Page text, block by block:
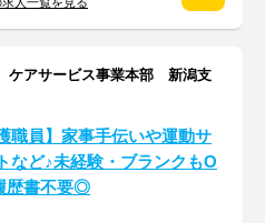
ケアサービス事業本部 新潟支
職員】家事手伝いや運動サ
など♪未経験・ブランクもO
歴書不要◎